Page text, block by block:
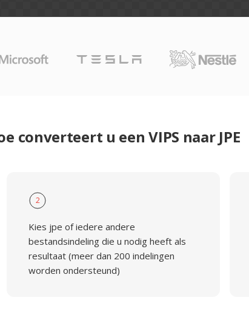
converteert u een VIPS naar JPE
2
Kies jpe of iedere andere
bestandsindeling die u nodig heeft als
resultaat (meer dan 200 indelingen
worden ondersteund)